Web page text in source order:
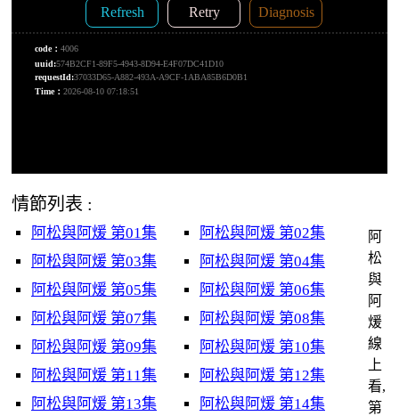
情節列表 :
阿松與阿煖 第01集
阿松與阿煖 第02集
阿松與阿煖 第03集
阿松與阿煖 第04集
阿松與阿煖 第05集
阿松與阿煖 第06集
阿松與阿煖 第07集
阿松與阿煖 第08集
阿松與阿煖 第09集
阿松與阿煖 第10集
阿松與阿煖 第11集
阿松與阿煖 第12集
阿松與阿煖 第13集
阿松與阿煖 第14集
阿
松
與
阿
煖
線
上
看,
第